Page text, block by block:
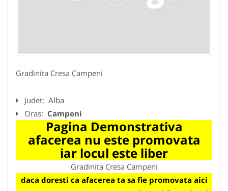
Gradinita Cresa Campeni
Judet: Alba
Oras: Campeni
Pagina Demonstrativa
afacerea nu este promovata
iar locul este liber
Gradinita Cresa Campeni
daca doresti ca afacerea ta sa fie promovata aici